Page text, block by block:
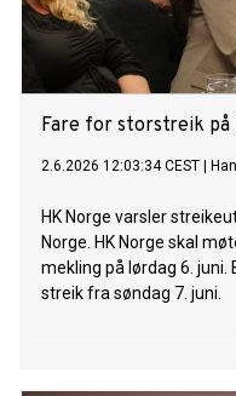
Fare for storstreik på
2.6.2026 12:03:34 CEST
HK Norge varsler
Norge. HK Norge skal
mekling på lørdag 6. juni.
streik fra søndag 7. juni.